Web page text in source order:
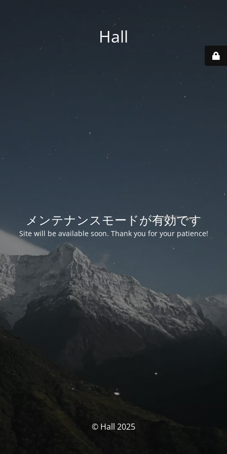
Hall
メンテナンスモードが有効です
Site will be available soon. Thank you for your patience!
© Hall 2025